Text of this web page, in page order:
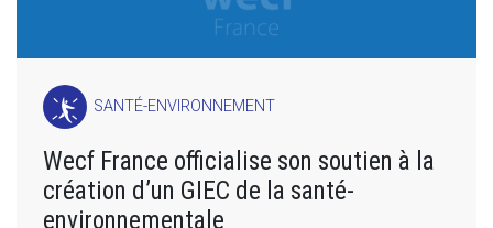
SANTÉ-ENVIRONNEMENT
Wecf France officialise son soutien à la
création d’un GIEC de la santé-
environnementale